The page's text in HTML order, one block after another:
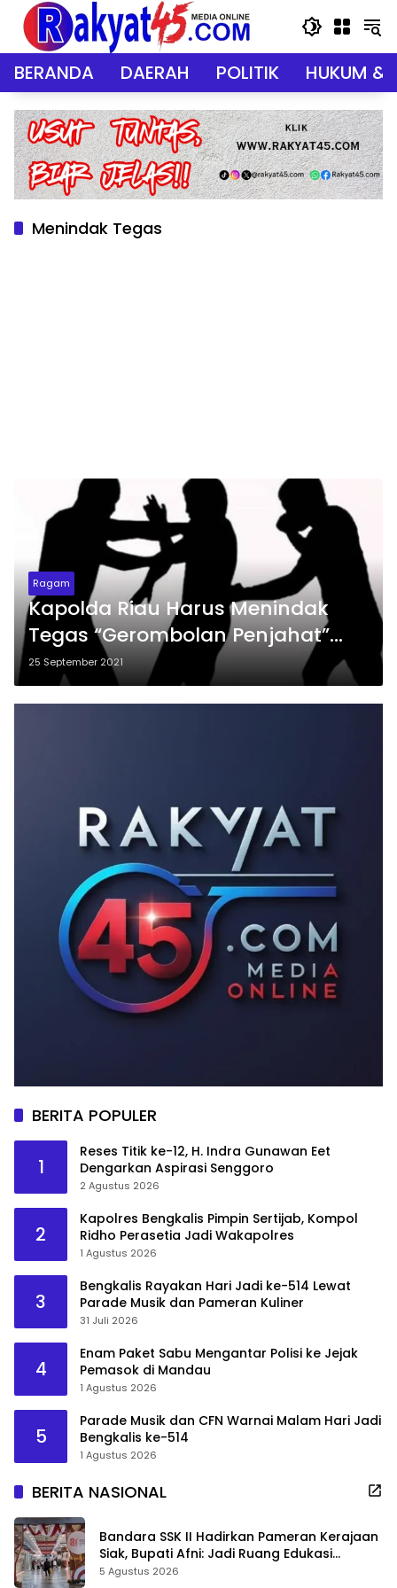
Langsung
konten
BERANDA DAERAH POLITIK HUKUM &
Menindak Tegas
Ragam
Kapolda Riau Harus Menindak
Tegas “Gerombolan Penjahat”
BBM Ilegal Dumai, 3 Wartawan
Terancam
25 September 2021
BERITA POPULER
1
Reses Titik ke-12, H. Indra Gunawan Eet
Dengarkan Aspirasi Senggoro
2 Agustus 2026
2
Kapolres Bengkalis Pimpin Sertijab, Kompol
Ridho Perasetia Jadi Wakapolres
1 Agustus 2026
3
Bengkalis Rayakan Hari Jadi ke-514 Lewat
Parade Musik dan Pameran Kuliner
31 Juli 2026
4
Enam Paket Sabu Mengantar Polisi ke Jejak
Pemasok di Mandau
1 Agustus 2026
5
Parade Musik dan CFN Warnai Malam Hari Jadi
Bengkalis ke-514
1 Agustus 2026
BERITA NASIONAL
Bandara SSK II Hadirkan Pameran Kerajaan
Siak, Bupati Afni: Jadi Ruang Edukasi
Sejarah Riau
5 Agustus 2026